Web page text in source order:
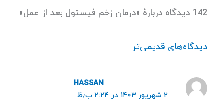
142 دیدگاه دربارهٔ «درمان زخم فیستول بعد از عمل»
دیدگاه‌های قدیمی‌تر
HASSAN
۲ شهریور ۱۴۰۳ در ۲:۲۴ ب٫ظ